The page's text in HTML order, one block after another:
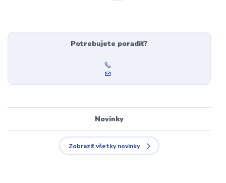
Potrebujete poradiť?
Novinky
Zobraziť všetky novinky